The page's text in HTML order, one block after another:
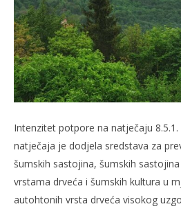
Intenzitet potpore na natječaju
natječaja je dodjela sredstava za
šumskih sastojina, šumskih
vrstama drveća i šumskih kultura u
autohtonih vrsta drveća visokog